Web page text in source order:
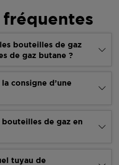
bouteilles de gaz
de gaz butane ?
consigne d’une
de gaz en
tuyau de